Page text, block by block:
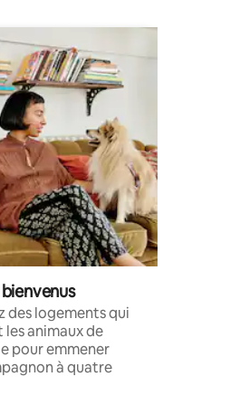
des logements qui
animaux de
pour emmener
à quatre